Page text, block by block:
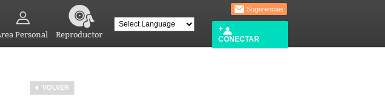
Personal Reproductor
Sugerencias
CONECTAR
VOLVER